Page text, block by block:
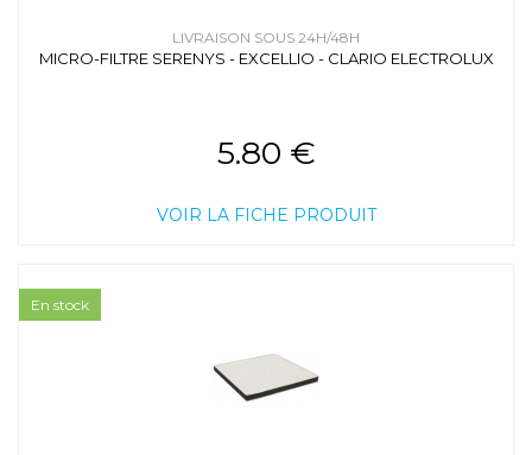
LIVRAISON SOUS 24H/48H
MICRO-FILTRE SERENYS - EXCELLIO - CLARIO ELECTROLUX
5.80 €
VOIR LA FICHE PRODUIT
En stock